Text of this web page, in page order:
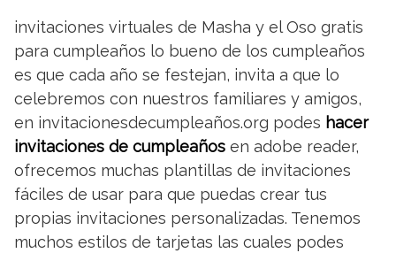
invitaciones virtuales de Masha y el Oso gratis
para cumpleaños lo bueno de los cumpleaños
es que cada año se festejan, invita a que lo
celebremos con nuestros familiares y amigos,
en invitacionesdecumpleaños.org podes hacer
invitaciones de cumpleaños en adobe reader,
ofrecemos muchas plantillas de invitaciones
fáciles de usar para que puedas crear tus
propias invitaciones personalizadas. Tenemos
muchos estilos de tarjetas las cuales podes